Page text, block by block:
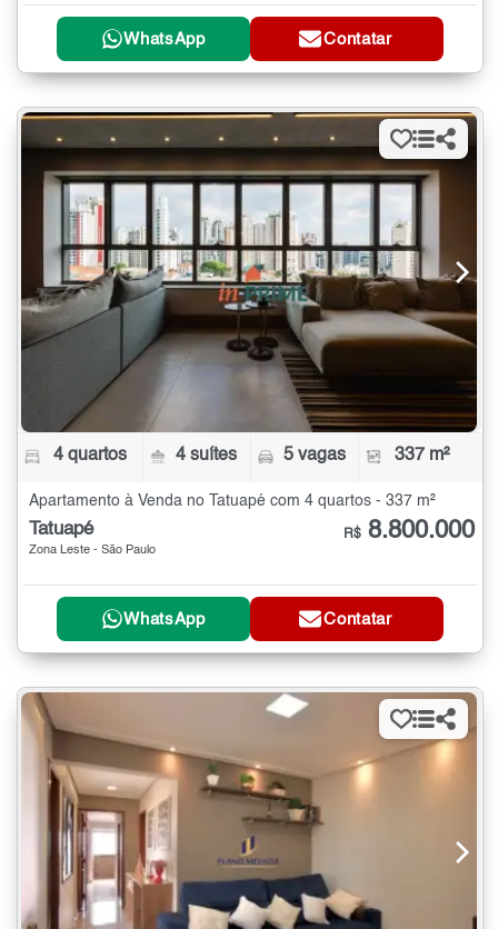
WhatsApp Contatar
4 quartos 4 suítes 5 vagas 337 m²
Apartamento à Venda no Tatuapé com 4 quartos - 337 m²
Tatuapé
Zona Leste - São Paulo
R$ 8.800.000
WhatsApp Contatar